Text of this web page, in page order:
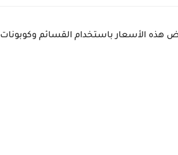
هذه الأسعار باستخدام القسائم وكوبونات